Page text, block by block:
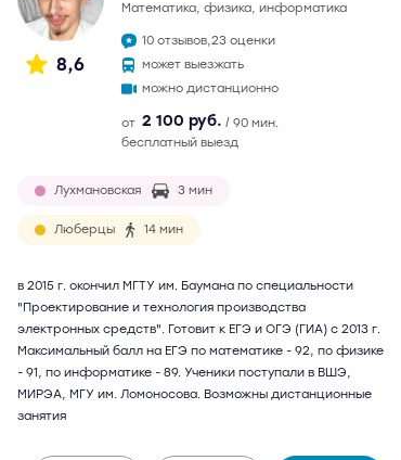
8,6
математика, физика, информатика
10 отзывов,23 оценки
может выезжать
можно дистанционно
от 2 100 руб. / 90 мин.
бесплатный выезд
Лухмановская 3 мин
Люберцы 14 мин
в 2015 г. окончил МГТУ им. Баумана по специальности
"Проектирование и технология производства
электронных средств". Готовит к ЕГЭ и ОГЭ (ГИА) с 2013 г.
Максимальный балл на ЕГЭ по математике - 92, по физике
- 91, по информатике - 89. Ученики поступали в ВШЭ,
МИРЭА, МГУ им. Ломоносова. Возможны дистанционные
занятия